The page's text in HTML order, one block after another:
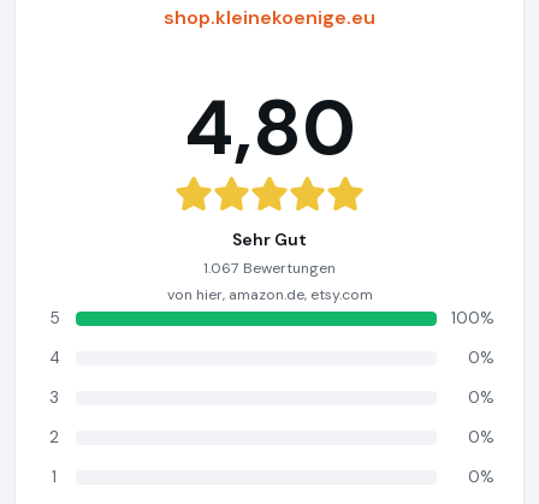
shop.kleinekoenige.eu
4,80
Sehr Gut
1.067 Bewertungen
von hier, amazon.de, etsy.com
5
100%
4
0%
3
0%
2
0%
1
0%